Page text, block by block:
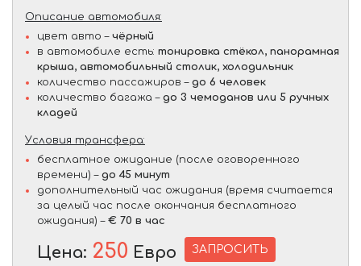
Описание автомобиля:
цвет авто – чёрный
в автомобиле есть: тонировка стёкол, панорамная
крыша, автомобильный столик, холодильник
количество пассажиров – до 6 человек
количество багажа – до 3 чемоданов или 5 ручных
кладей
Условия трансфера:
бесплатное ожидание (после оговоренного
времени) – до 45 минут
дополнительный час ожидания (время считается
за целый час после окончания бесплатного
ожидания) – € 70 в час
Цена: 250 Евро ЗАПРОСИТЬ